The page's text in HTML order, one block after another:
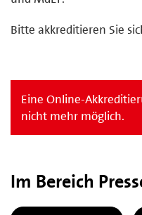
Bitte akkreditieren Sie
Eine Online-
nicht mehr möglich.
Im Bereich